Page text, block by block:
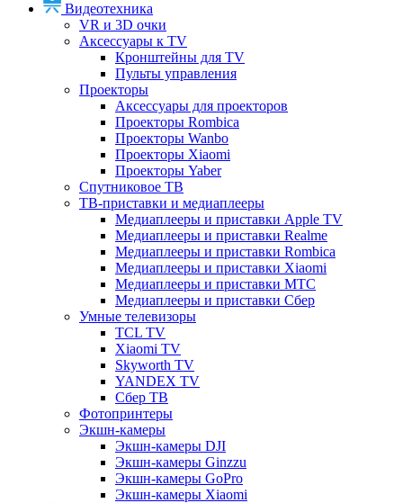
Видеотехника
VR и 3D очки
Аксессуары к TV
Кронштейны для TV
Пульты управления
Проекторы
Аксессуары для проекторов
Проекторы Rombica
Проекторы Wanbo
Проекторы Xiaomi
Проекторы Yaber
Спутниковое ТВ
ТВ-приставки и медиаплееры
Медиаплееры и приставки Apple TV
Медиаплееры и приставки Realme
Медиаплееры и приставки Rombica
Медиаплееры и приставки Xiaomi
Медиаплееры и приставки МТС
Медиаплееры и приставки Сбер
Умные телевизоры
TCL TV
Xiaomi TV
Skyworth TV
YANDEX TV
Сбер ТВ
Фотопринтеры
Экшн-камеры
Экшн-камеры DJI
Экшн-камеры Ginzzu
Экшн-камеры GoPro
Экшн-камеры Xiaomi